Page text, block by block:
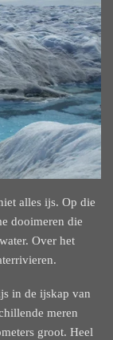
alles ijs. Op die
dooimeren die
Over het
in de ijskap van
meren
groot. Heel